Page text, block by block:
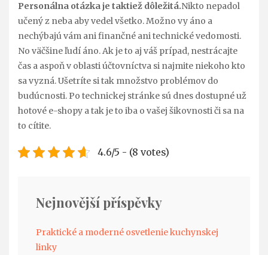
Personálna otázka je taktiež dôležitá.Nikto nepadol
učený z neba aby vedel všetko. Možno vy áno a
nechýbajú vám ani finančné ani technické vedomosti.
No väčšine ľudí áno. Ak je to aj váš prípad, nestrácajte
čas a aspoň v oblasti účtovníctva si najmite niekoho kto
sa vyzná. Ušetríte si tak množstvo problémov do
budúcnosti. Po technickej stránke sú dnes dostupné už
hotové e-shopy a tak je to iba o vašej šikovnosti či sa na
to cítite.
4.6/5 - (8 votes)
Nejnovější příspěvky
Praktické a moderné osvetlenie kuchynskej
linky